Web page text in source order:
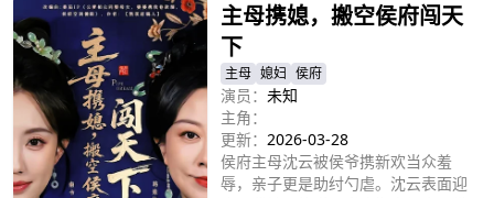
能力飞速暴涨，最终成为万众瞩目的
超级强者。然而，就在他快要登上顶
峰时，却发现这个奇葩系统，隐藏着
一个让人胆寒的惊天秘密!
主母携媳，搬空侯府闯天
下
主母 媳妇 侯府
演员： 未知
主角：
更新： 2026-03-28
侯府主母沈云被侯爷携新欢当众羞
辱，亲子更是助纣勺虐。沈云表面迎